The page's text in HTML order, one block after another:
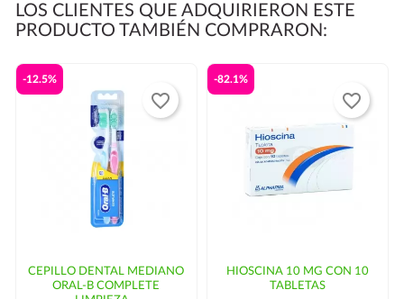
LOS CLIENTES QUE ADQUIRIERON ESTE
PRODUCTO TAMBIÉN COMPRARON:
CEPILLO DENTAL MEDIANO
ORAL-B COMPLETE
-12.5%
favorite_border
HIOSCINA 10 MG CON 10
TABLETAS
-82.1%
favorite_border